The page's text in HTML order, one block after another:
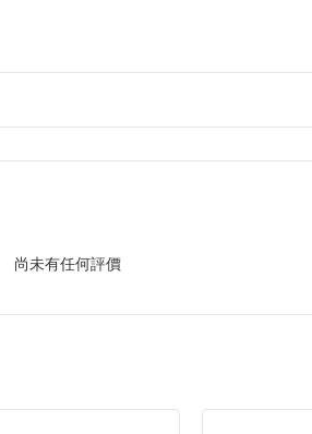
尚未有任何評價